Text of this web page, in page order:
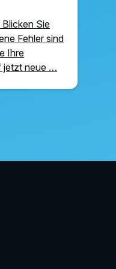
Sie
Fehler sind
Ihre
jetzt neue …